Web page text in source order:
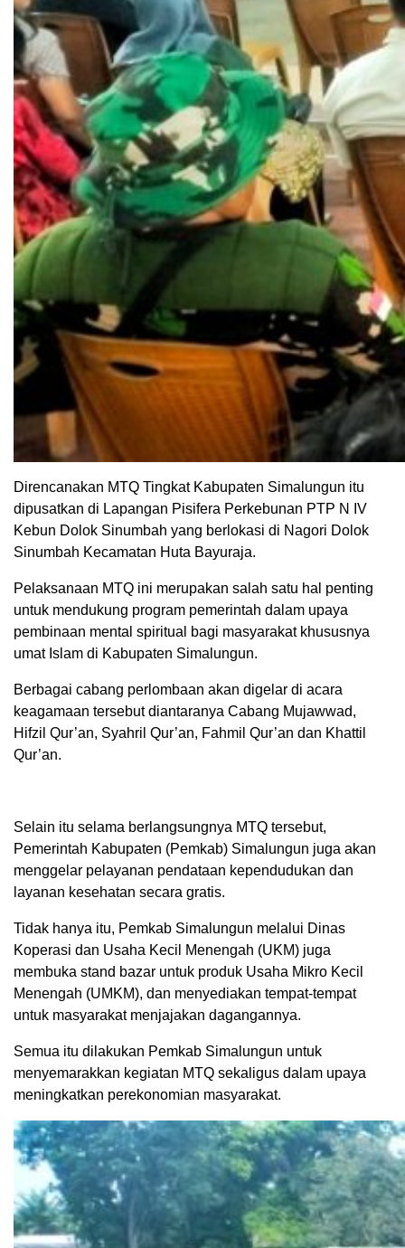
Direncanakan MTQ Tingkat Kabupaten Simalungun itu
dipusatkan di Lapangan Pisifera Perkebunan PTP N IV
Kebun Dolok Sinumbah yang berlokasi di Nagori Dolok
Sinumbah Kecamatan Huta Bayuraja.
Pelaksanaan MTQ ini merupakan salah satu hal penting
untuk mendukung program pemerintah dalam upaya
pembinaan mental spiritual bagi masyarakat khususnya
umat Islam di Kabupaten Simalungun.
Berbagai cabang perlombaan akan digelar di acara
keagamaan tersebut diantaranya Cabang Mujawwad,
Hifzil Qur’an, Syahril Qur’an, Fahmil Qur’an dan Khattil
Qur’an.
Selain itu selama berlangsungnya MTQ tersebut,
Pemerintah Kabupaten (Pemkab) Simalungun juga akan
menggelar pelayanan pendataan kependudukan dan
layanan kesehatan secara gratis.
Tidak hanya itu, Pemkab Simalungun melalui Dinas
Koperasi dan Usaha Kecil Menengah (UKM) juga
membuka stand bazar untuk produk Usaha Mikro Kecil
Menengah (UMKM), dan menyediakan tempat-tempat
untuk masyarakat menjajakan dagangannya.
Semua itu dilakukan Pemkab Simalungun untuk
menyemarakkan kegiatan MTQ sekaligus dalam upaya
meningkatkan perekonomian masyarakat.